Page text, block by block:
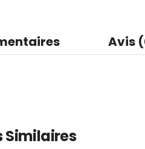
Avis
Similaires